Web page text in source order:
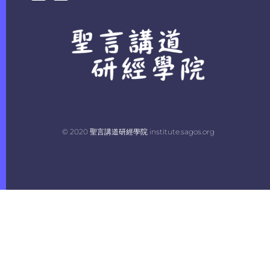
© 2020 聖言講道研經學院 institute.sagos.org